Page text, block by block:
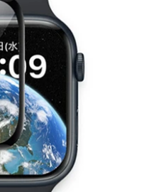
製品について